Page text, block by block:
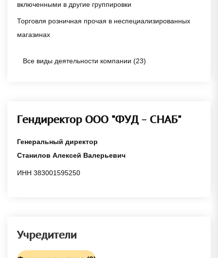
включенными в другие группировки
Торговля розничная прочая в неспециализированных
магазинах
Все виды деятельности компании (23)
Гендиректор ООО "ФУД - СНАБ"
Генеральный директор
Станилов Алексей Валерьевич
ИНН 383001595250
Учредители